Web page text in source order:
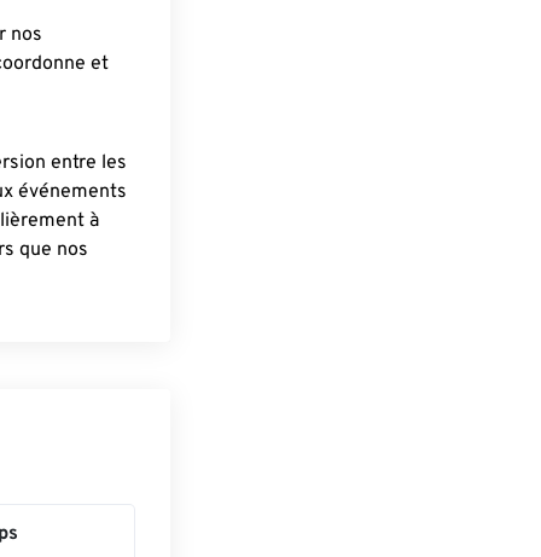
nos
et
entre les
événements
à
que nos